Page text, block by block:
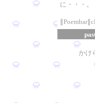
に・・・。
かけ